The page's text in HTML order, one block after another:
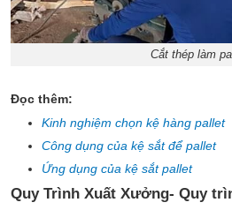
Cắt thép làm
Đọc thêm:
Kinh nghiệm chọn kệ hàng pallet
Công dụng của kệ sắt để pallet
Ứng dụng của kệ sắt pallet
Quy Trình Xuất Xưởng- Quy